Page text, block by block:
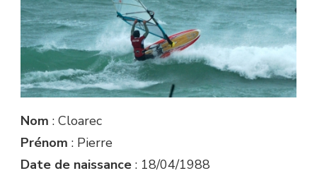
Nom : Cloarec
Prénom : Pierre
Date de naissance : 18/04/1988